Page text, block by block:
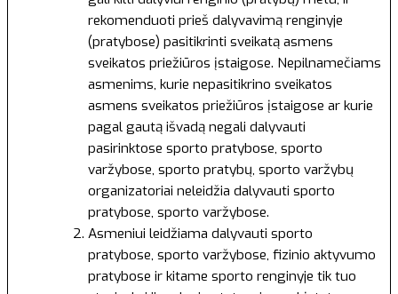
rekomenduoti prieš dalyvavimą renginyje
(pratybose) pasitikrinti sveikatą asmens
sveikatos priežiūros įstaigose. Nepilnamečiams
asmenims, kurie nepasitikrino sveikatos
asmens sveikatos priežiūros įstaigose ar kurie
pagal gautą išvadą negali dalyvauti
pasirinktose sporto pratybose, sporto
varžybose, sporto pratybų, sporto varžybų
organizatoriai neleidžia dalyvauti sporto
pratybose, sporto varžybose.
Asmeniui leidžiama dalyvauti sporto
pratybose, sporto varžybose, fizinio aktyvumo
pratybose ir kitame sporto renginyje tik tuo